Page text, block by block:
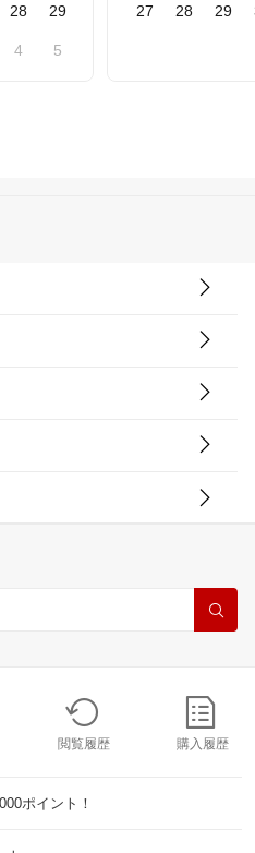
28 29
4 5
27 28 29
閲覧履歴 購入履歴
ポイント！